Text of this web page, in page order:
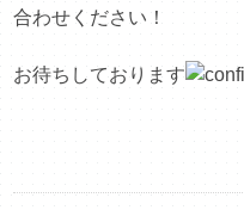
合わせください！
お待ちしております